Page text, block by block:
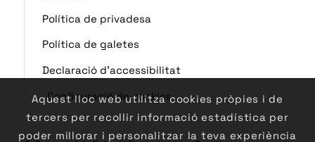
Política de privadesa
Política de galetes
Declaració d’accessibilitat
Configuració de cookies
Aquest lloc web utilitza cookies pròpies i de
tercers per recollir informació estadística per
poder millorar i personalitzar la teva experiència